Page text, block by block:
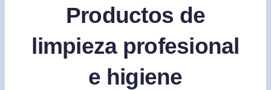
Productos de
limpieza profesional
e higiene